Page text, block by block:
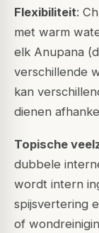
Flexibiliteit:
met warm
elk Anupana
verschillende
kan
dienen
Topische
dubbele
wordt intern
spijsvertering
of